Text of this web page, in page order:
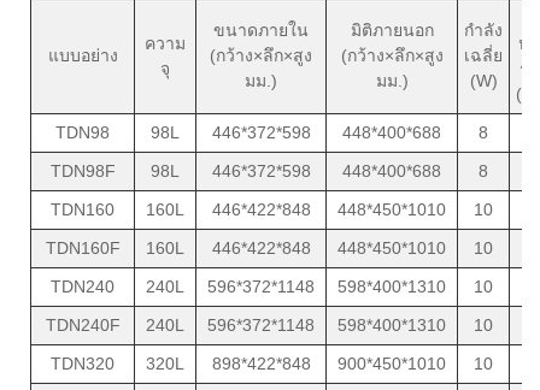
แบบอย่าง
ความ
จุ
ขนาดภายใน
(กว้าง×ลึก×สูง
มม.)
มิติภายนอก
(กว้าง×ลึก×สูง
มม.)
กำลัง
เฉลี่ย
(W)
ห
ร
(ก
TDN98
98L 446*372*598 448*400*688 8
TDN98F
98L 446*372*598 448*400*688 8
TDN160
160L 446*422*848 448*450*1010 10
TDN160F
160L 446*422*848 448*450*1010 10
TDN240
240L 596*372*1148 598*400*1310 10
TDN240F
240L 596*372*1148 598*400*1310 10
TDN320
320L 898*422*848 900*450*1010 10